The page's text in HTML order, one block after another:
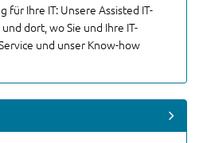
Ihre IT: Unsere Assisted IT-
dort, wo Sie und Ihre IT-
und unser Know-how